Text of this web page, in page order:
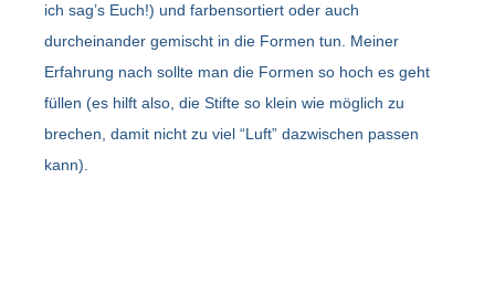
ich sag’s Euch!) und farbensortiert oder auch
durcheinander gemischt in die Formen tun. Meiner
Erfahrung nach sollte man die Formen so hoch es geht
füllen (es hilft also, die Stifte so klein wie möglich zu
brechen, damit nicht zu viel “Luft” dazwischen passen
kann).